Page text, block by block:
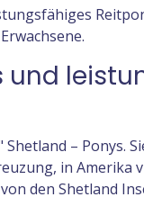
und
Shetland – Ponys.
in Amerika
den Shetland